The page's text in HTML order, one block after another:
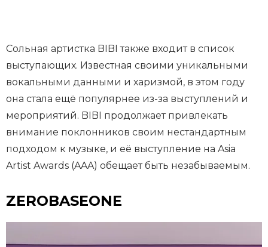
Сольная артистка BIBI также входит в список
выступающих. Известная своими уникальными
вокальными данными и харизмой, в этом году
она стала ещё популярнее из-за выступлений и
мероприятий. BIBI продолжает привлекать
внимание поклонников своим нестандартным
подходом к музыке, и её выступление на Asia
Artist Awards (AAA) обещает быть незабываемым.
ZEROBASEONE